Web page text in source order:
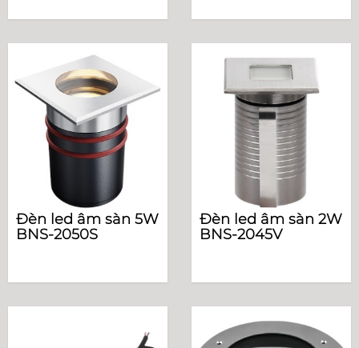
Đèn led âm sàn 5W
BNS-2050S
Đèn led âm sàn 2W
BNS-2045V